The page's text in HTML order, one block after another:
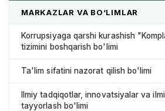
MARKAZLAR VA BO‘LIMLAR
Korrupsiyaga qarshi kurashish
tizimini boshqarish bo'limi
Ta'lim sifatini nazorat qilish bo'limi
Ilmiy tadqiqotlar, innovatsiyalar va
tayyorlash bo'limi